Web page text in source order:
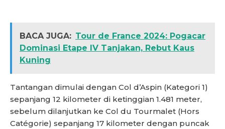
BACA JUGA: Tour de France 2024: Pogacar
Dominasi Etape IV Tanjakan, Rebut Kaus
Kuning
Tantangan dimulai dengan Col d’Aspin (Kategori 1)
sepanjang 12 kilometer di ketinggian 1.481 meter,
sebelum dilanjutkan ke Col du Tourmalet (Hors
Catégorie) sepanjang 17 kilometer dengan puncak